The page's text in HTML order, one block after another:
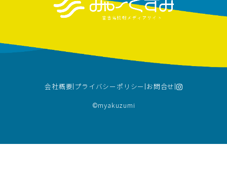
会社概要 プライバシーポリシー お問合せ
©︎myakuzumi